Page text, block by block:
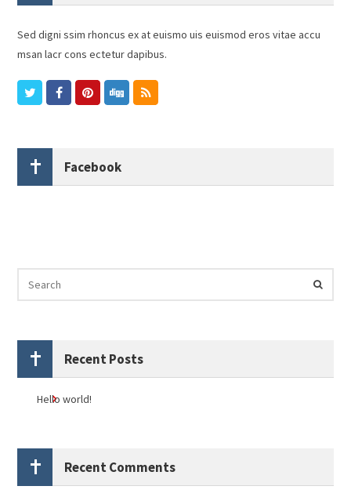
Sed digni ssim rhoncus ex at euismo uis euismod eros vitae accu
msan lacr cons ectetur dapibus.
Facebook
Recent Posts
Hello world!
Recent Comments